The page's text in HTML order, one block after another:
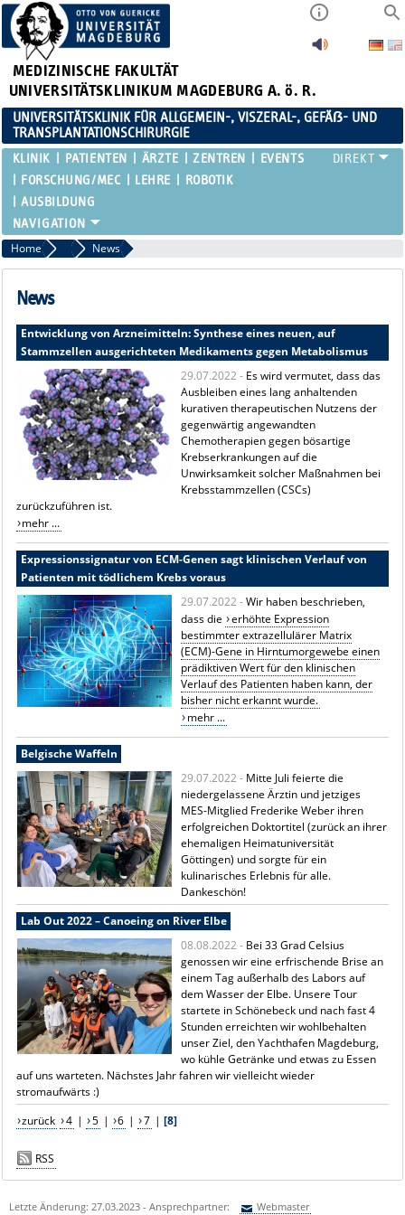
MEDIZINISCHE FAKULTÄT
UNIVERSITÄTSKLINIKUM MAGDEBURG A. ö. R.
UNIVERSITÄTSKLINIK FÜR ALLGEMEIN-, VISZERAL-, GEFÄẞ- UND
TRANSPLANTATIONSCHIRURGIE
KLINIK PATIENTEN ÄRZTE ZENTREN
EVENTS
FORSCHUNG/MEC
LEHRE
ROBOTIK
AUSBILDUNG
Home MEC News
News
Entwicklung von Arzneimitteln: Synthese eines neuen, auf
Stammzellen ausgerichteten Medikaments gegen Metabolismus
29.07.2022 - Es wird vermutet, dass das
Ausbleiben eines lang anhaltenden
kurativen therapeutischen Nutzens der
gegenwärtig angewandten
Chemotherapien gegen bösartige
Krebserkrankungen auf die
Unwirksamkeit solcher Maßnahmen bei
Krebsstammzellen (CSCs)
zurückzuführen ist.
mehr ...
Expressionssignatur von ECM-Genen sagt klinischen Verlauf von
Patienten mit tödlichem Krebs voraus
29.07.2022 -Wir haben beschrieben,
dass die
erhöhte Expression
bestimmter extrazellulärer Matrix
(ECM)-Gene in Hirntumorgewebe einen
prädiktiven Wert für den klinischen
Verlauf des Patienten haben kann, der
bisher nicht erkannt wurde.
mehr ...
Belgische Waffeln
29.07.2022 - Mitte Juli feierte die
niedergelassene Ärztin und jetziges
MES-Mitglied Frederike Weber ihren
erfolgreichen Doktortitel (zurück an ihrer
ehemaligen Heimatuniversität
Göttingen) und sorgte für ein
kulinarisches Erlebnis für alle.
Dankeschön!
Lab Out 2022 – Canoeing on River Elbe
08.08.2022 - Bei 33 Grad Celsius
genossen wir eine erfrischende Brise an
einem Tag außerhalb des Labors auf
dem Wasser der Elbe. Unsere Tour
startete in Schönebeck und nach fast 4
Stunden erreichten wir wohlbehalten
unser Ziel, den Yachthafen Magdeburg,
wo kühle Getränke und etwas zu Essen
auf uns warteten. Nächstes Jahr fahren wir vielleicht wieder
stromaufwärts :)
zurück
4 | 5 | 6 | 7 | [8]
RSS
Letzte Änderung: 27.03.2023 - Ansprechpartner: Webmaster